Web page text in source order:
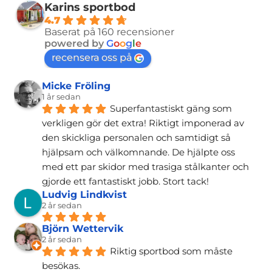
Karins sportbod
4.7
Baserat på 160 recensioner
powered by Google
recensera oss på
Micke Fröling
1 år sedan
Superfantastiskt gäng som
verkligen gör det extra! Riktigt imponerad av
den skickliga personalen och samtidigt så
hjälpsam och välkomnande. De hjälpte oss
med ett par skidor med trasiga stålkanter och
gjorde ett fantastiskt jobb. Stort tack!
Ludvig Lindkvist
2 år sedan
Björn Wettervik
2 år sedan
Riktig sportbod som måste
besökas.